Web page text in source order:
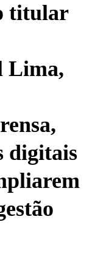
titular
Lima,
digitais